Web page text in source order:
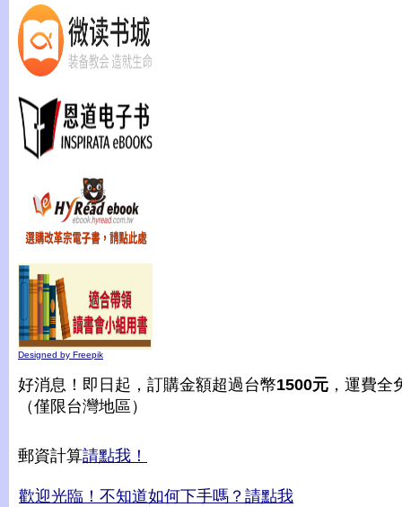
Designed by Freepik
好消息！即日起，訂購金額超過台幣1500元 ，運費全
（僅限台灣地區）
郵資計算請點我！
歡迎光臨！不知道如何下手嗎？請點我